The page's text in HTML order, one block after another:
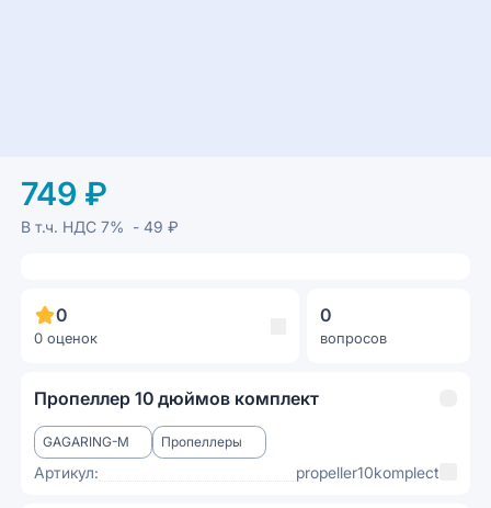
749 ₽
В т.ч. НДС7% - 49 ₽
0
0 оценок
0
вопросов
Пропеллер 10 дюймов комплект
GAGARING-M Пропеллеры
Артикул: propeller10komplect